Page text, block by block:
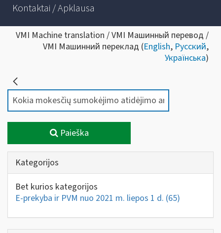
Kontaktai / Apklausa
VMI Machine translation / VMI Машинный перевод /
VMI Машинний переклад (English, Русский,
Українська)
Paieška
Kategorijos
Bet kurios kategorijos
E-prekyba ir PVM nuo 2021 m. liepos 1 d. (65)